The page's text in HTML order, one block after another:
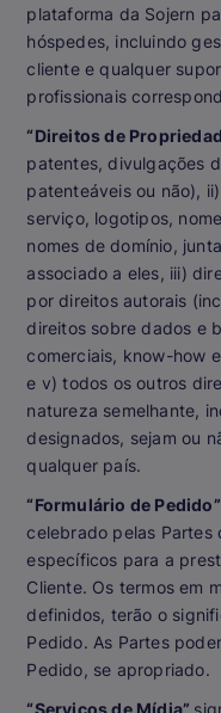
plataforma da Sojern
hóspedes, incluindo
cliente e qualquer
profissionais
“Direitos de
patentes, divulgações
patenteáveis ou não),
serviço, logotipos,
nomes de domínio,
associado a eles, iii)
por direitos autorais
direitos sobre dados e
comerciais, know-how
e v) todos os outros
natureza semelhante,
designados, sejam ou
qualquer país.
“Formulário de Pedido”
celebrado pelas Partes
específicos para a
Cliente. Os termos em
definidos, terão o
Pedido. As Partes
Pedido, se apropriado.
“Serviços de Mídia”